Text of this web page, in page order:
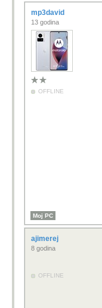
mp3david
13 godina
OFFLINE
Moj PC
ajimerej
8 godina
OFFLINE